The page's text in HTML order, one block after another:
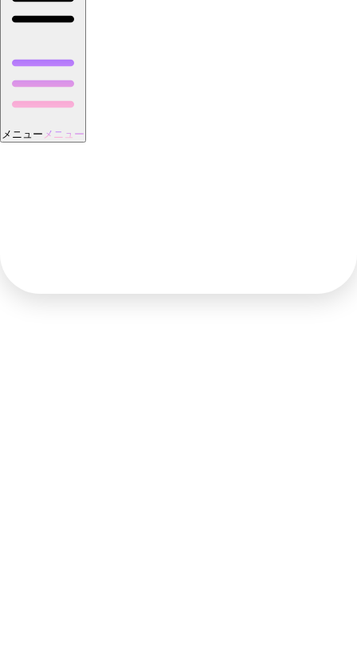
メニュー メニュー